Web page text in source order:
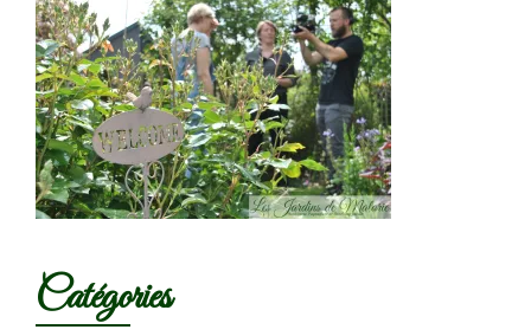
Catégories